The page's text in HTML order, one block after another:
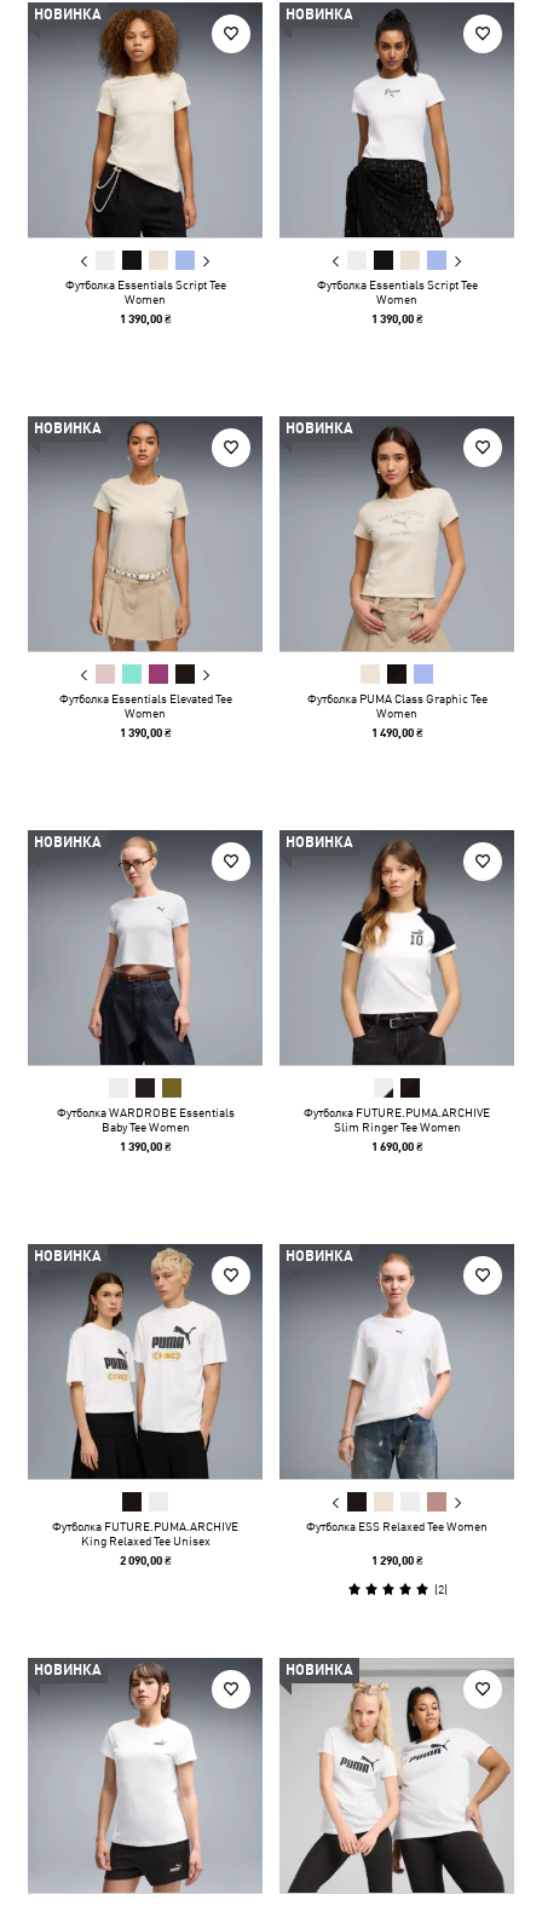
НОВИНКА
Футболка Essentials Script Tee
Women
1 390,00 ₴
НОВИНКА
Футболка Essentials Script Tee
Women
1 390,00 ₴
НОВИНКА
Футболка Essentials Elevated Tee
Women
1 390,00 ₴
НОВИНКА
Футболка PUMA Class Graphic Tee
Women
1 490,00 ₴
НОВИНКА
Футболка WARDROBE Essentials
Baby Tee Women
1 390,00 ₴
НОВИНКА
Футболка FUTURE.PUMA.ARCHIVE
Slim Ringer Tee Women
1 690,00 ₴
НОВИНКА
Футболка FUTURE.PUMA.ARCHIVE
King Relaxed Tee Unisex
2 090,00 ₴
НОВИНКА
Футболка ESS Relaxed Tee Women
1 290,00 ₴
(2)
НОВИНКА НОВИНКА